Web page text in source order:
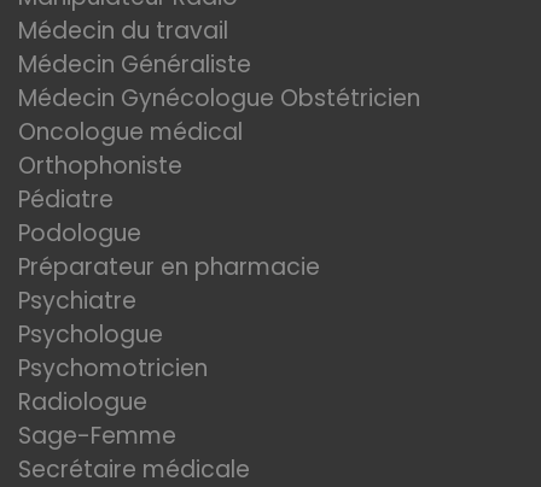
Médecin du travail
Médecin Généraliste
Médecin Gynécologue Obstétricien
Oncologue médical
Orthophoniste
Pédiatre
Podologue
Préparateur en pharmacie
Psychiatre
Psychologue
Psychomotricien
Radiologue
Sage-Femme
Secrétaire médicale